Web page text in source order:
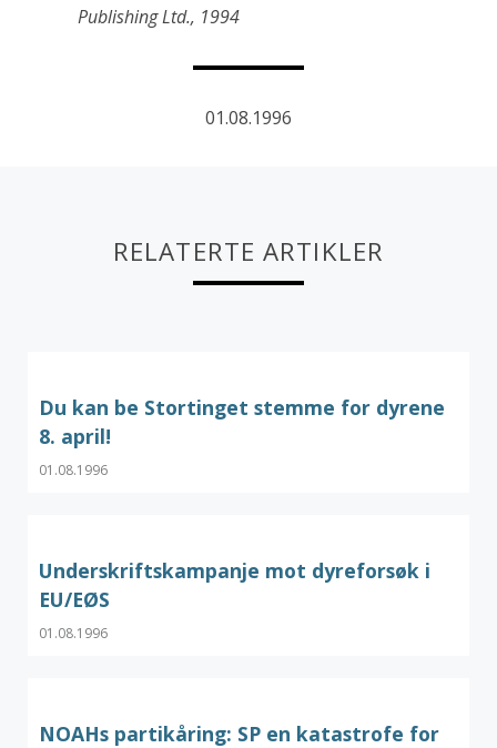
Publishing Ltd., 1994
01.08.1996
RELATERTE ARTIKLER
Du kan be Stortinget stemme for dyrene
8. april!
01.08.1996
Underskriftskampanje mot dyreforsøk i
EU/EØS
01.08.1996
NOAHs partikåring: SP en katastrofe for